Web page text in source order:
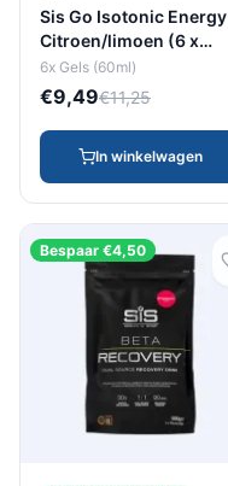
Sis Go Isotonic Energy
Citroen/limoen (6 x
60ml)
6x Gels (60ml)
€9,49€11,25
In winkelwagen
Bespaar €4,50